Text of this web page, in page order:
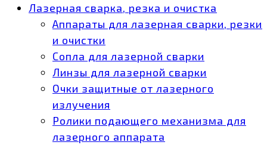
Лазерная сварка, резка и очистка
Аппараты для лазерная сварки, резки
и очистки
Сопла для лазерной сварки
Линзы для лазерной сварки
Очки защитные от лазерного
излучения
Ролики подающего механизма для
лазерного аппарата